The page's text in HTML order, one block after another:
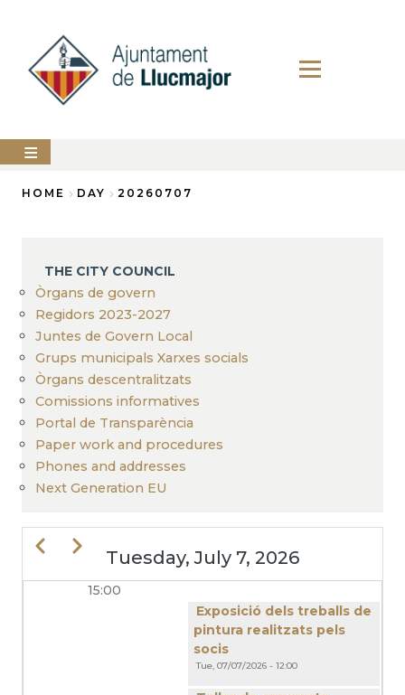
content
The
city
Services
PERFIL
DEL
CONTRACTANT
ANUNCIS
HOME DAY 20260707
THE CITY COUNCIL
Òrgans de govern
Regidors 2023-2027
Juntes de Govern Local
Grups municipals Xarxes socials
Òrgans descentralitzats
Comissions informatives
Portal de Transparència
Paper work and procedures
Phones and addresses
Next Generation EU
Tuesday, July 7, 2026
PreviousNext
15:00
Exposició dels treballs de
pintura realitzats pels
socis
Tue, 07/07/2026 - 12:00